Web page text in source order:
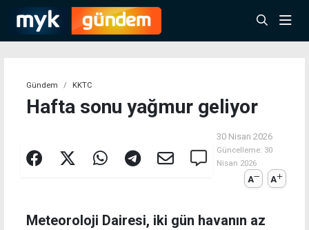
Gündem KKTC
Hafta sonu yağmur geliyor
30 Nisan 2026
Güncelleme: 30
Nisan 2026
A A
Meteoroloji Dairesi, iki gün havanın az